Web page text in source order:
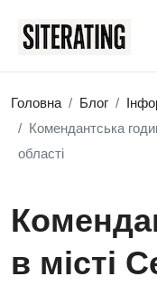
Головна Блог
Комендантська
області
в місті